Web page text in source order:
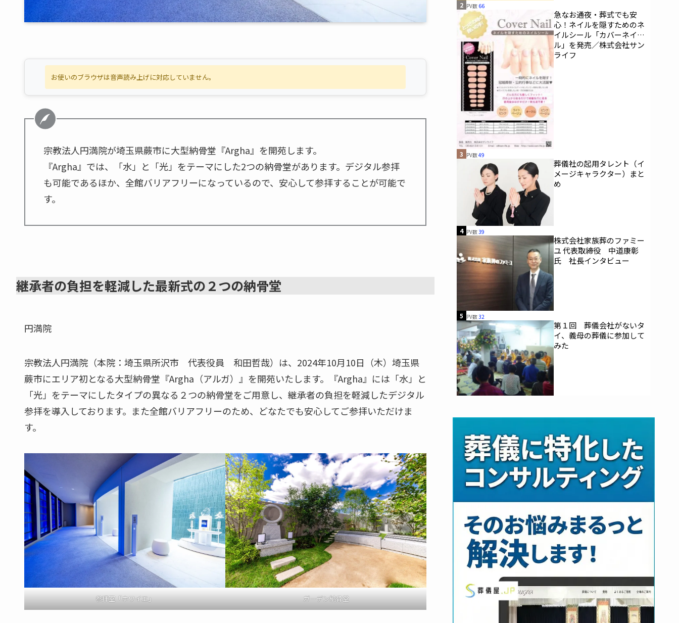
お使いのブラウザは音声読み上げに対応していません。
宗教法人円満院が埼玉県蕨市に大型納骨堂『Argha』を開苑します。
『Argha』では、「水」と「光」をテーマにした2つの納骨堂があります。デジタル参拝
も可能であるほか、全館バリアフリーになっているので、安心して参拝することが可能で
す。
継承者の負担を軽減した最新式の２つの納骨堂
円満院
宗教法人円満院（本院：埼玉県所沢市 代表役員 和田哲哉）は、2024年10月10日（木）埼玉県
蕨市にエリア初となる大型納骨堂『Argha（アルガ）』を開苑いたします。『Argha』には「水」と
「光」をテーマにしたタイプの異なる２つの納骨堂をご用意し、継承者の負担を軽減したデジタル
参拝を導入しております。また全館バリアフリーのため、どなたでも安心してご参拝いただけま
す。
参拝室「ホワイエ」 ガーデン納骨堂
2 PV数 66
急なお通夜・葬式でも安
心！ネイルを隠すためのネ
イルシール「カバーネイ
ル」を発売／株式会社サン
ライフ
3 PV数49
葬儀社の起用タレント（イ
メージキャラクター）まと
め
4 PV数39
株式会社家族葬のファミー
ユ 代表取締役 中道康彰
氏 社長インタビュー
5 PV数32
第１回 葬儀会社がないタ
イ、義母の葬儀に参加して
みた